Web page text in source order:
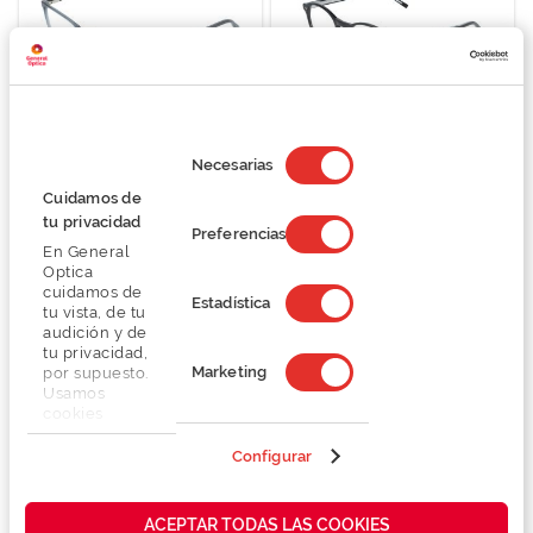
Cuidamos de
tu privacidad
En General
Optica
cuidamos de
tu vista, de tu
audición y de
tu privacidad,
por supuesto.
Usamos
propias y de
cómo mejorar
de
consentimiento
Necesarias
Preferencias
Estadística
Marketing
Configurar
ACEPTAR TODAS LAS COOKIES
O preço inclui apenas a armação
74,50 €
149,00 €
O preço inclui apenas a armação